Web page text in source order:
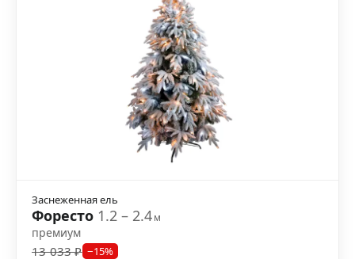
Заснеженная ель
Форесто 1.2 – 2.4м
премиум
13 033 ₽ −15%